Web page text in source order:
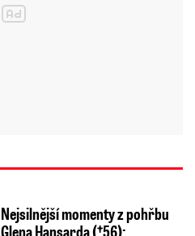
Nejsilnější momenty z pohřbu
Glena Hansarda (†56):